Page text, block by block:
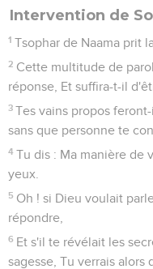
Intervention de
1 Tsophar de Naama prit
2 Cette multitude de
réponse, Et suffira-t-il
3 Tes vains propos
sans que personne te
4 Tu dis : Ma manière de
yeux.
5 Oh ! si Dieu voulait
répondre,
6 Et s'il te révélait les
sagesse, Tu verrais